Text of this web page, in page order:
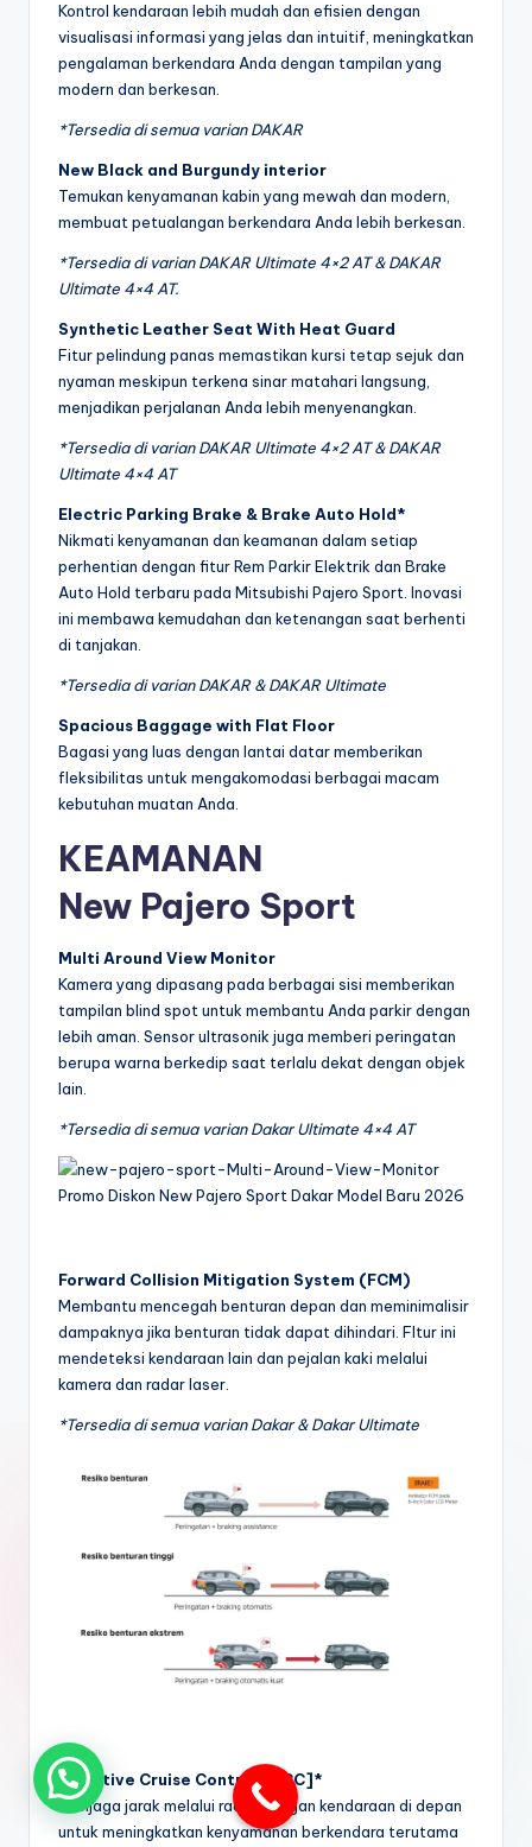
Kontrol kendaraan lebih mudah dan efisien dengan
visualisasi informasi yang jelas dan intuitif, meningkatkan
pengalaman berkendara Anda dengan tampilan yang
modern dan berkesan.
*Tersedia di semua varian DAKAR
New Black and Burgundy interior
Temukan kenyamanan kabin yang mewah dan modern,
membuat petualangan berkendara Anda lebih berkesan.
*Tersedia di varian DAKAR Ultimate 4×2 AT & DAKAR
Ultimate 4×4 AT.
Synthetic Leather Seat With Heat Guard
Fitur pelindung panas memastikan kursi tetap sejuk dan
nyaman meskipun terkena sinar matahari langsung,
menjadikan perjalanan Anda lebih menyenangkan.
*Tersedia di varian DAKAR Ultimate 4×2 AT & DAKAR
Ultimate 4×4 AT
Electric Parking Brake & Brake Auto Hold*
Nikmati kenyamanan dan keamanan dalam setiap
perhentian dengan fitur Rem Parkir Elektrik dan Brake
Auto Hold terbaru pada Mitsubishi Pajero Sport. Inovasi
ini membawa kemudahan dan ketenangan saat berhenti
di tanjakan.
*Tersedia di varian DAKAR & DAKAR Ultimate
Spacious Baggage with Flat Floor
Bagasi yang luas dengan lantai datar memberikan
fleksibilitas untuk mengakomodasi berbagai macam
kebutuhan muatan Anda.
KEAMANAN
New Pajero Sport
Multi Around View Monitor
Kamera yang dipasang pada berbagai sisi memberikan
tampilan blind spot untuk membantu Anda parkir dengan
lebih aman. Sensor ultrasonik juga memberi peringatan
berupa warna berkedip saat terlalu dekat dengan objek
lain.
*Tersedia di semua varian Dakar Ultimate 4×4 AT
Forward Collision Mitigation System (FCM)
Membantu mencegah benturan depan dan meminimalisir
dampaknya jika benturan tidak dapat dihindari. FItur ini
mendeteksi kendaraan lain dan pejalan kaki melalui
kamera dan radar laser.
*Tersedia di semua varian Dakar & Dakar Ultimate
Adaptive Cruise Control [ACC]*
Menjaga jarak melalui radar dengan kendaraan di depan
untuk meningkatkan kenyamanan berkendara terutama